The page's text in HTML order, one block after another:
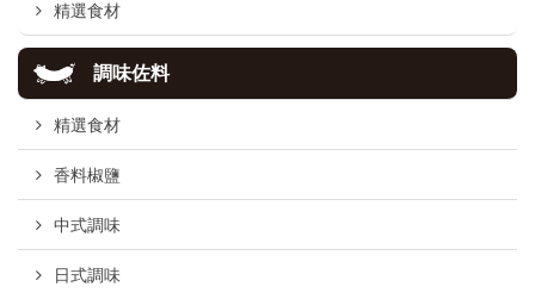
精選食材
調味佐料
精選食材
香料椒鹽
中式調味
日式調味